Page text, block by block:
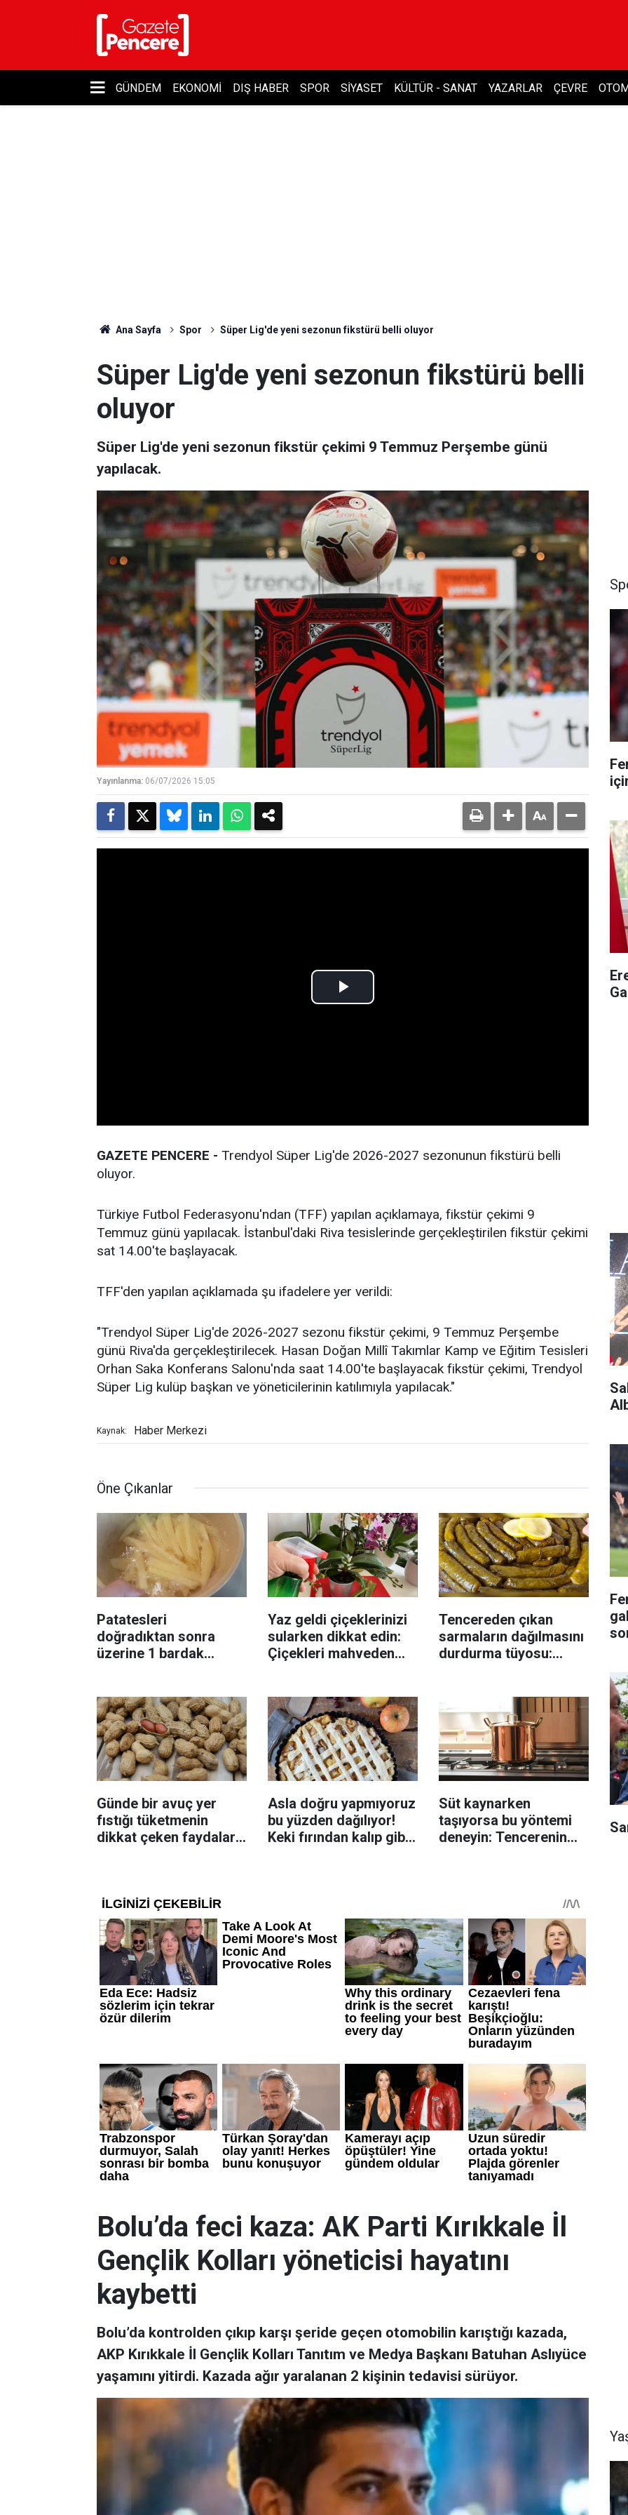
GÜNDEM EKONOMI DIŞ HABER SPOR SIYASET KÜLTÜR - SANAT YAZARLAR ÇEVRE
Ana Sayfa Spor Süper Lig'de yeni sezonun fikstürü belli oluyor
Süper Lig'de yeni sezonun fikstürü belli
oluyor
Süper Lig'de yeni sezonun fikstür çekimi 9 Temmuz Perşembe günü
yapılacak.
Yayınlanma: 06/07/2026 15:05
GAZETE PENCERE - Trendyol Süper Lig'de 2026-2027 sezonunun fikstürü belli
oluyor.
Türkiye Futbol Federasyonu'ndan (TFF) yapılan açıklamaya, fikstür çekimi 9
Temmuz günü yapılacak. İstanbul'daki Riva tesislerinde gerçekleştirilen fikstür çekimi
sat 14.00'te başlayacak.
TFF'den yapılan açıklamada şu ifadelere yer verildi:
"Trendyol Süper Lig'de 2026-2027 sezonu fikstür çekimi, 9 Temmuz Perşembe
günü Riva'da gerçekleştirilecek. Hasan Doğan Millî Takımlar Kamp ve Eğitim Tesisleri
Orhan Saka Konferans Salonu'nda saat 14.00'te başlayacak fikstür çekimi, Trendyol
Süper Lig kulüp başkan ve yöneticilerinin katılımıyla yapılacak."
Kaynak: Haber Merkezi
Öne Çıkanlar
Patatesleri
doğradıktan sonra
üzerine 1 bardak
Yaz geldi çiçeklerinizi
sularken dikkat edin:
Çiçekleri mahveden
Tencereden çıkan
sarmaların dağılmasını
durdurma tüyosu:
Günde bir avuç yer
fıstığı tüketmenin
dikkat çeken faydaları:
Asla doğru yapmıyoruz
bu yüzden dağılıyor!
Keki fırından kalıp gibi
Süt kaynarken
taşıyorsa bu yöntemi
deneyin: Tencerenin
Bolu’da feci kaza: AK Parti Kırıkkale İl
Gençlik Kolları yöneticisi hayatını
kaybetti
Bolu’da kontrolden çıkıp karşı şeride geçen otomobilin karıştığı kazada,
AKP Kırıkkale İl Gençlik Kolları Tanıtım ve Medya Başkanı Batuhan Aslıyüce
yaşamını yitirdi. Kazada ağır yaralanan 2 kişinin tedavisi sürüyor.